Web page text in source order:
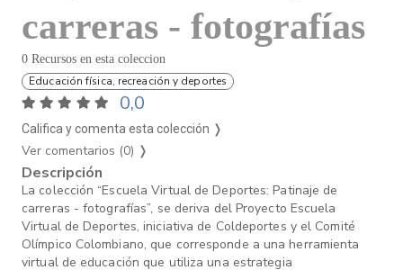
carreras - fotografías
0 Recursos en esta coleccion
Educación física, recreación y deportes
0,0
Califica y comenta esta colección ❭
Ver comentarios (0) ❭
Descripción
La colección “Escuela Virtual de Deportes: Patinaje de
carreras - fotografías”, se deriva del Proyecto Escuela
Virtual de Deportes, iniciativa de Coldeportes y el Comité
Olímpico Colombiano, que corresponde a una herramienta
virtual de educación que utiliza una estrategia